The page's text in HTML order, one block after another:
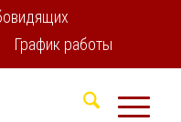
График работы